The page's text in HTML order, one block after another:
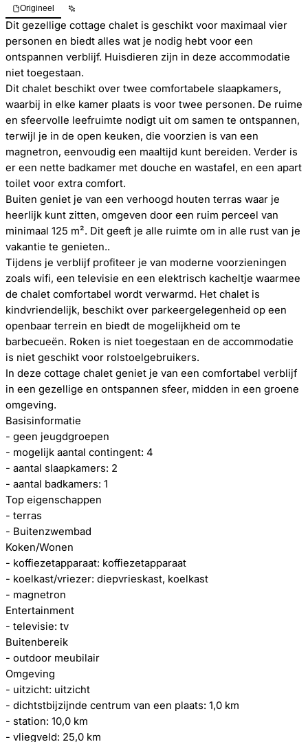
Origineel
Dit gezellige cottage chalet is geschikt voor maximaal vier
personen en biedt alles wat je nodig hebt voor een
ontspannen verblijf. Huisdieren zijn in deze accommodatie
niet toegestaan.
Dit chalet beschikt over twee comfortabele slaapkamers,
waarbij in elke kamer plaats is voor twee personen. De ruime
en sfeervolle leefruimte nodigt uit om samen te ontspannen,
terwijl je in de open keuken, die voorzien is van een
magnetron, eenvoudig een maaltijd kunt bereiden. Verder is
er een nette badkamer met douche en wastafel, en een apart
toilet voor extra comfort.
Buiten geniet je van een verhoogd houten terras waar je
heerlijk kunt zitten, omgeven door een ruim perceel van
minimaal 125 m². Dit geeft je alle ruimte om in alle rust van je
vakantie te genieten..
Tijdens je verblijf profiteer je van moderne voorzieningen
zoals wifi, een televisie en een elektrisch kacheltje waarmee
de chalet comfortabel wordt verwarmd. Het chalet is
kindvriendelijk, beschikt over parkeergelegenheid op een
openbaar terrein en biedt de mogelijkheid om te
barbecueën. Roken is niet toegestaan en de accommodatie
is niet geschikt voor rolstoelgebruikers.
In deze cottage chalet geniet je van een comfortabel verblijf
in een gezellige en ontspannen sfeer, midden in een groene
omgeving.
Basisinformatie
- geen jeugdgroepen
- mogelijk aantal contingent: 4
- aantal slaapkamers: 2
- aantal badkamers: 1
Top eigenschappen
- terras
- Buitenzwembad
Koken/Wonen
- koffiezetapparaat: koffiezetapparaat
- koelkast/vriezer: diepvrieskast, koelkast
- magnetron
Entertainment
- televisie: tv
Buitenbereik
- outdoor meubilair
Omgeving
- uitzicht: uitzicht
- dichtstbijzijnde centrum van een plaats: 1,0 km
- station: 10,0 km
- vliegveld: 25,0 km